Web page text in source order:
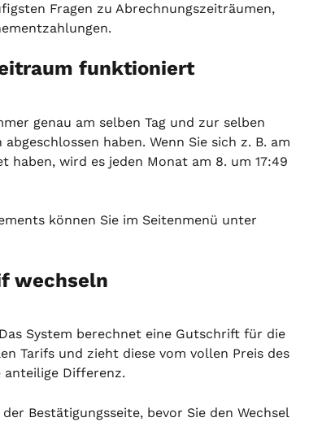
Fragen zu Abrechnungszeiträumen,
funktioniert
genau am selben Tag und zur selben
haben. Wenn Sie sich z. B. am
haben, wird es jeden Monat am 8. um 17:49
können Sie im Seitenmenü unter
wechseln
System berechnet eine Gutschrift für die
Tarifs und zieht diese vom vollen Preis des
anteilige Differenz.
Bestätigungsseite, bevor Sie den Wechsel